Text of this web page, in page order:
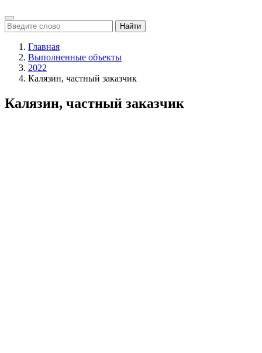
Найти
Главная
Выполненные объекты
2022
Калязин, частный заказчик
Калязин, частный заказчик